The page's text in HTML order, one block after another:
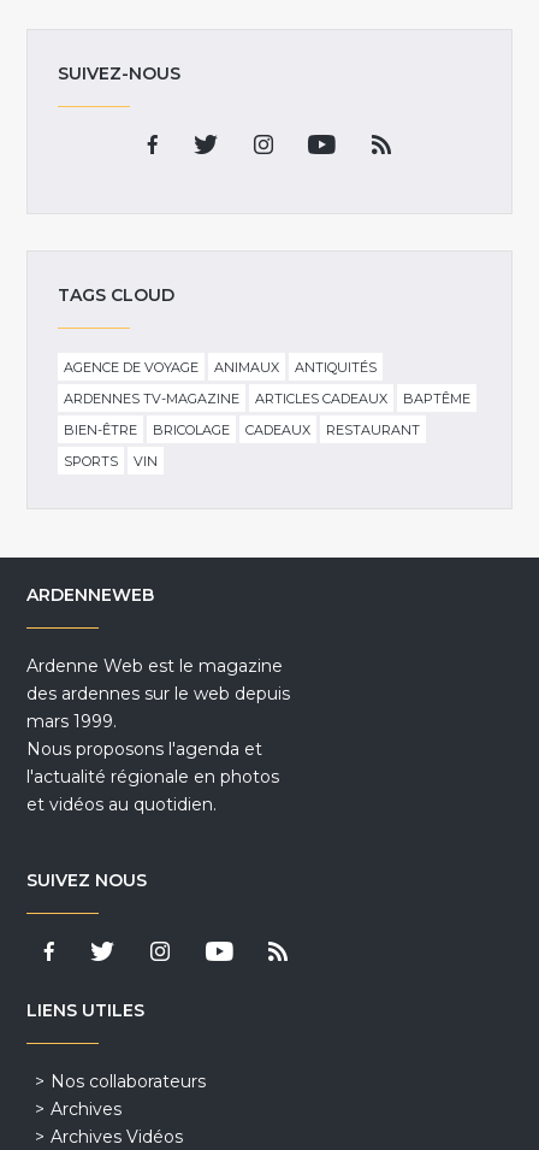
SUIVEZ-NOUS
TAGS CLOUD
AGENCE DE VOYAGE ANIMAUX
ANTIQUITÉS
ARDENNES TV-MAGAZINE
ARTICLES CADEAUX
BAPTÊME
BIEN-ÊTRE
BRICOLAGE CADEAUX
RESTAURANT
SPORTS
VIN
ARDENNEWEB
Ardenne Web est le magazine
des ardennes sur le web depuis
mars 1999.
Nous proposons l'agenda et
l'actualité régionale en photos
et vidéos au quotidien.
SUIVEZ NOUS
LIENS UTILES
Nos collaborateurs
Archives
Archives Vidéos